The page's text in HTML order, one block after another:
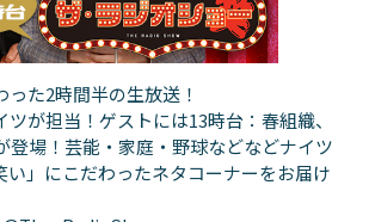
った2時間半の生放送！
が担当！ゲストには13時台：春組織、
登場！芸能・家庭・野球などなどナイツ
い」にこだわったネタコーナーをお届け